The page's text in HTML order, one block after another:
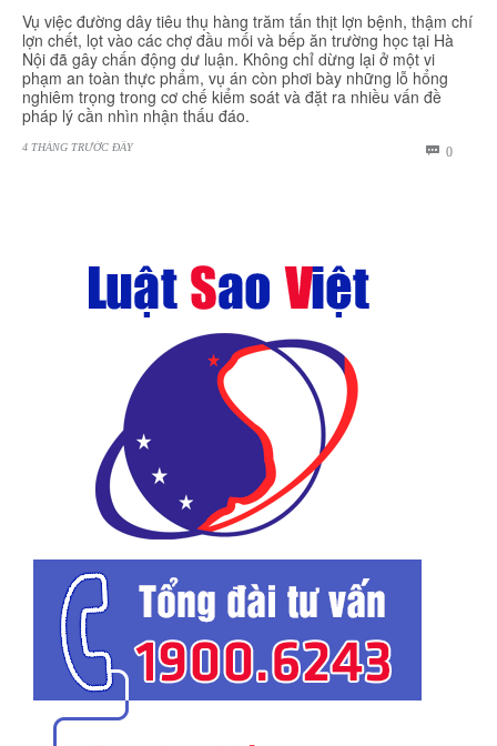
Vụ việc đường dây tiêu thụ hàng trăm tấn thịt lợn bệnh, thậm chí
lợn chết, lọt vào các chợ đầu mối và bếp ăn trường học tại Hà
Nội đã gây chấn động dư luận. Không chỉ dừng lại ở một vi
phạm an toàn thực phẩm, vụ án còn phơi bày những lỗ hổng
nghiêm trọng trong cơ chế kiểm soát và đặt ra nhiều vấn đề
pháp lý cần nhìn nhận thấu đáo.
4 THÁNG TRƯỚC ĐÂY  0BÌNH